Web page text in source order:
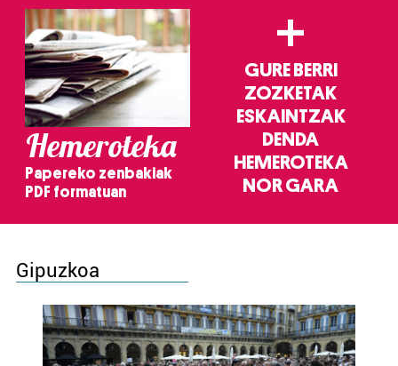
Hemeroteka
Papereko zenbakiak
PDF formatuan
+
GURE BERRI
ZOZKETAK
ESKAINTZAK
DENDA
HEMEROTEKA
NOR GARA
Gipuzkoa